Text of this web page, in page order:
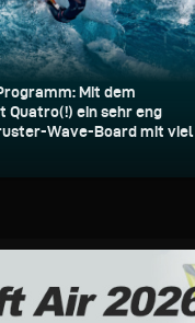
Mit dem
Quatro(!) ein sehr eng
Wave-Board mit viel